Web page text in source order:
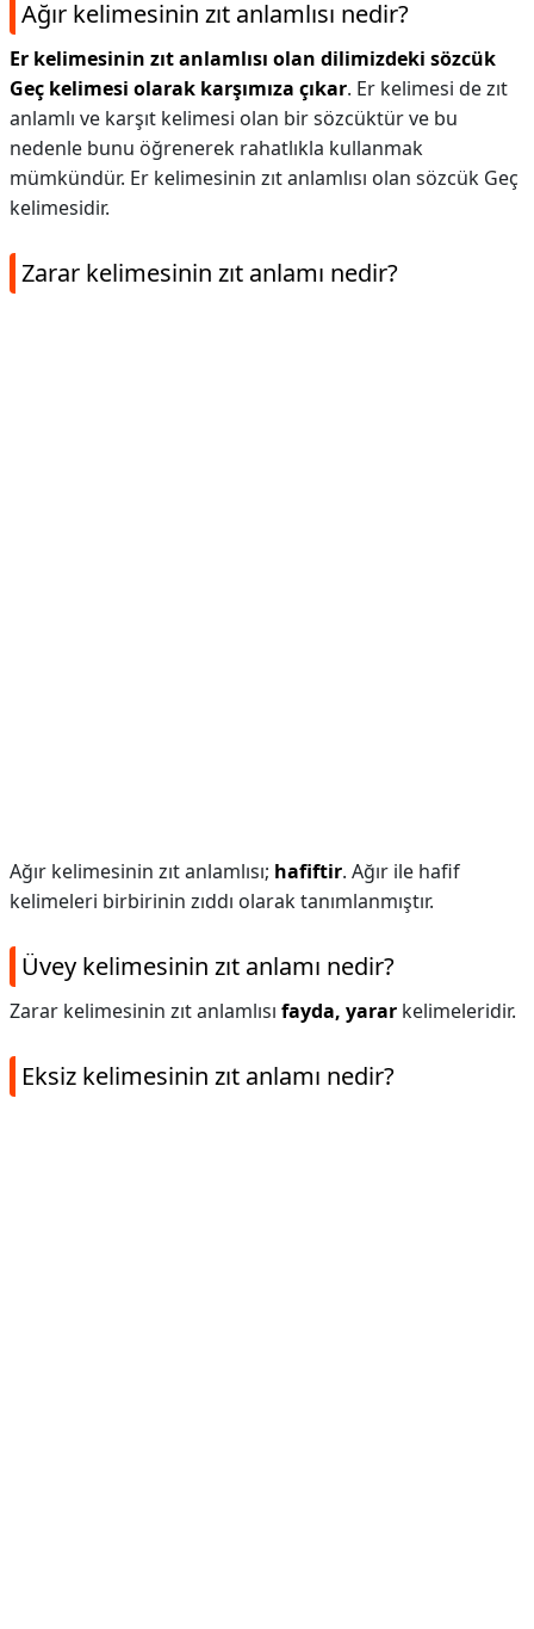
Ağır kelimesinin zıt anlamlısı nedir?
Er kelimesinin zıt anlamlısı olan dilimizdeki sözcük
Geç kelimesi olarak karşımıza çıkar. Er kelimesi de zıt
anlamlı ve karşıt kelimesi olan bir sözcüktür ve bu
nedenle bunu öğrenerek rahatlıkla kullanmak
mümkündür. Er kelimesinin zıt anlamlısı olan sözcük Geç
kelimesidir.
Zarar kelimesinin zıt anlamı nedir?
Ağır kelimesinin zıt anlamlısı; hafiftir. Ağır ile hafif
kelimeleri birbirinin zıddı olarak tanımlanmıştır.
Üvey kelimesinin zıt anlamı nedir?
Zarar kelimesinin zıt anlamlısı fayda, yarar kelimeleridir.
Eksiz kelimesinin zıt anlamı nedir?